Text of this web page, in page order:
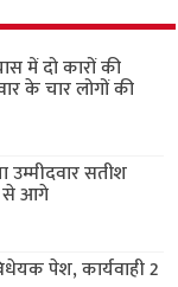
में दो कारों की
के चार लोगों की
उम्मीदवार सतीश
से आगे
पेश, कार्यवाही 2